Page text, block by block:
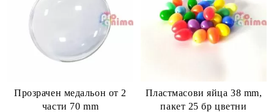
Прозрачен медальон от 2
части 70 mm
Пластмасови яйца 38 mm,
пакет 25 бр цветни